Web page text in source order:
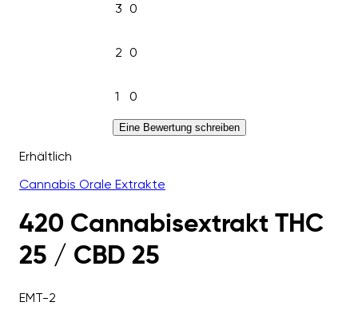
3 0
2 0
1 0
Eine Bewertung schreiben
Erhältlich
Cannabis Orale Extrakte
420 Cannabisextrakt THC
25 / CBD 25
EMT-2